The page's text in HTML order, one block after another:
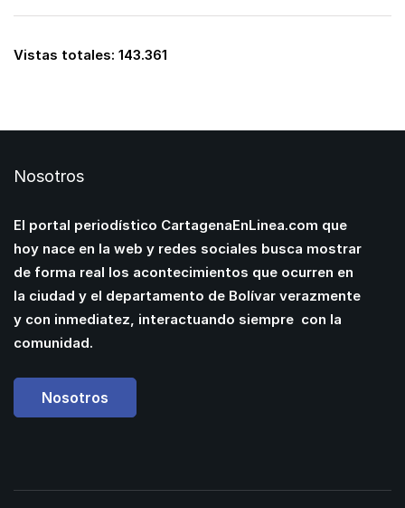
Vistas totales: 143.361
Nosotros
El portal periodístico CartagenaEnLinea.com que
hoy nace en la web y redes sociales busca mostrar
de forma real los acontecimientos que ocurren en
la ciudad y el departamento de Bolívar verazmente
y con inmediatez, interactuando siempre con la
comunidad.
Nosotros